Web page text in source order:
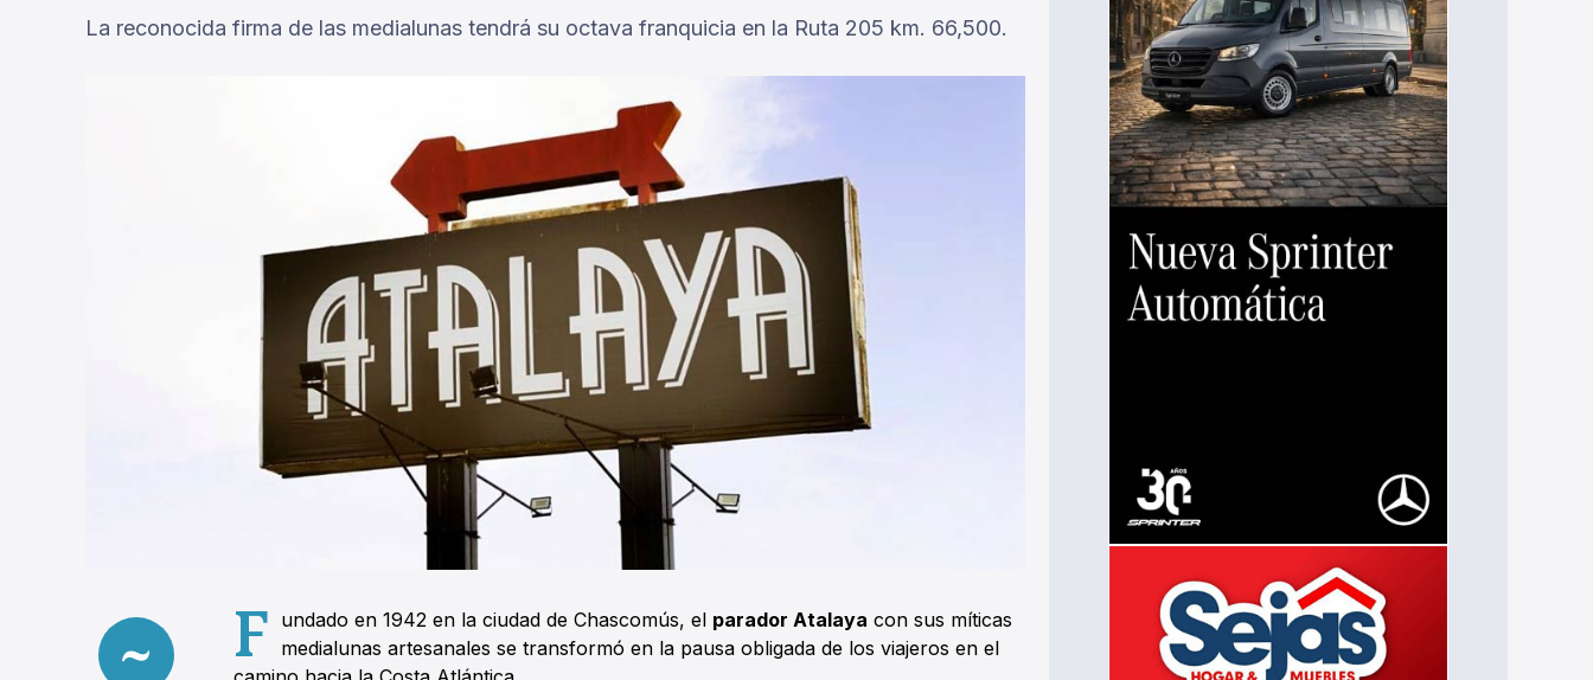
La reconocida firma de las medialunas tendrá su octava franquicia en la Ruta 205 km. 66,500.
F undado en 1942 en la ciudad de Chascomús, el parador Atalaya con sus míticas
medialunas artesanales se transformó en la pausa obligada de los viajeros en el